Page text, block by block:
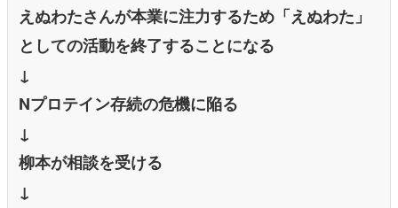
えぬわたさんが本業に注力するため「えぬわた」
としての活動を終了することになる
↓
Nプロテイン存続の危機に陥る
↓
柳本が相談を受ける
↓